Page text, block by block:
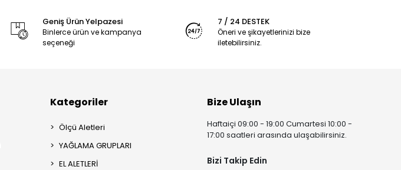
Geniş Ürün Yelpazesi
Binlerce ürün ve kampanya
seçeneği
7 / 24 DESTEK
Öneri ve şikayetlerinizi bize
iletebilirsiniz.
Kategoriler
Ölçü Aletleri
YAĞLAMA GRUPLARI
EL ALETLERİ
Bize Ulaşın
Haftaiçi 09:00 - 19:00 Cumartesi 10:00 -
17:00 saatleri arasında ulaşabilirsiniz.
Bizi Takip Edin